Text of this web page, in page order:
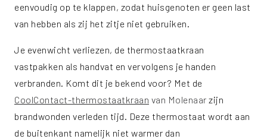
eenvoudig op te klappen, zodat huisgenoten er geen last
van hebben als zij het zitje niet gebruiken.
Je evenwicht verliezen, de thermostaatkraan
vastpakken als handvat en vervolgens je handen
verbranden. Komt dit je bekend voor? Met de
CoolContact-thermostaatkraan van Molenaar zijn
brandwonden verleden tijd. Deze thermostaat wordt aan
de buitenkant namelijk niet warmer dan